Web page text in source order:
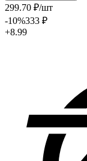
299.70 ₽/шт
-10%333 ₽
+8.99